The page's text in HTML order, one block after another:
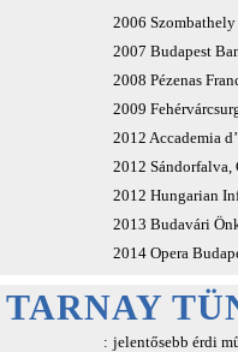
2006
2007 Budapest
2008 Pézenas
2009
2012 Accademia
2012
2012 Hungarian
2013 Budavári
2014 Opera
TARNAY
: jelentősebb érdi